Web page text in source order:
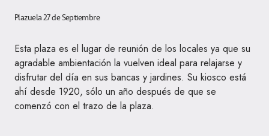
Plazuela 27 de Septiembre
Esta plaza es el lugar de reunión de los locales ya que su
agradable ambientación la vuelven ideal para relajarse y
disfrutar del día en sus bancas y jardines. Su kiosco está
ahí desde 1920, sólo un año después de que se
comenzó con el trazo de la plaza.